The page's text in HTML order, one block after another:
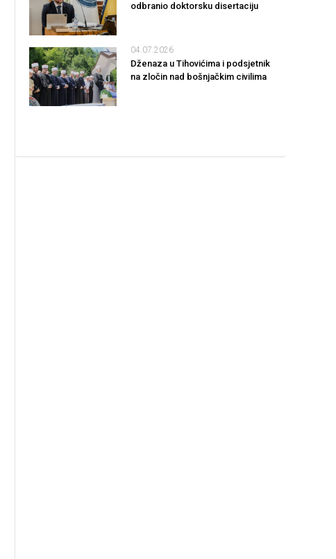
odbranio doktorsku disertaciju
04.07.2026
Dženaza u Tihovićima i podsjetnik
na zločin nad bošnjačkim civilima